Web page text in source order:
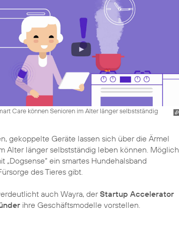
Care können Senioren im Alter länger selbstständig
gekoppelte Geräte lassen sich über die Ärmel
Alter länger selbstständig leben können. Möglich
ein smartes Hundehalsband
des Tieres gibt.
auch Wayra, derStartup Accelerator
ihre Geschäftsmodelle vorstellen.